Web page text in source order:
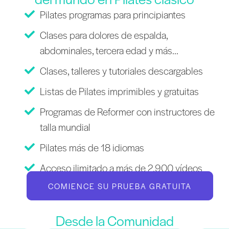
Pilates programas para principiantes
Clases para dolores de espalda,
abdominales, tercera edad y más...
Clases, talleres y tutoriales descargables
Listas de Pilates imprimibles y gratuitas
Programas de Reformer con instructores de
talla mundial
Pilates más de 18 idiomas
Acceso ilimitado a más de 2.900 vídeos
COMIENCE SU PRUEBA GRATUITA
Desde la Comunidad